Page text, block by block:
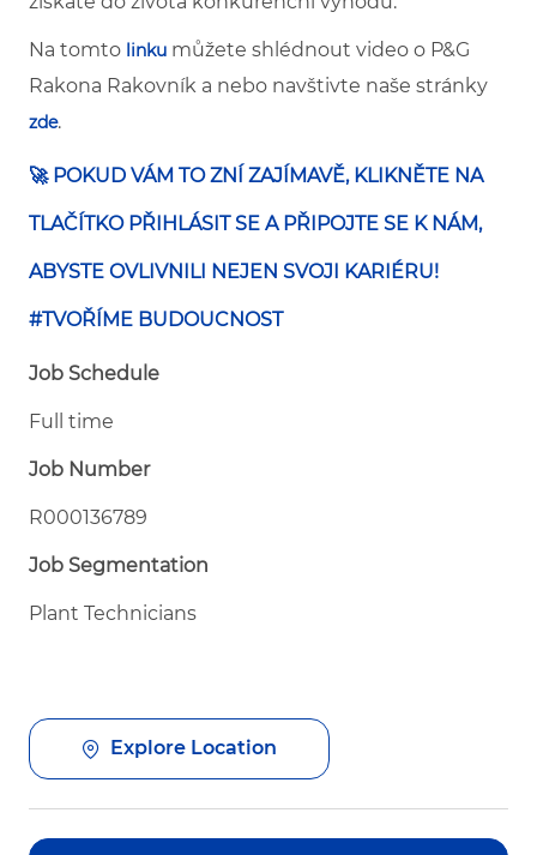
Na tomto linku můžete shlédnout video o P&G
Rakona Rakovník a nebo navštivte naše stránky
zde.
🚀 POKUD VÁM TO ZNÍ ZAJÍMAVĚ, KLIKNĚTE NA
TLAČÍTKO PŘIHLÁSIT SE A PŘIPOJTE SE K NÁM,
ABYSTE OVLIVNILI NEJEN SVOJI KARIÉRU!
#TVOŘÍME BUDOUCNOST
Job Schedule
Full time
Job Number
R000136789
Job Segmentation
Plant Technicians
Explore Location